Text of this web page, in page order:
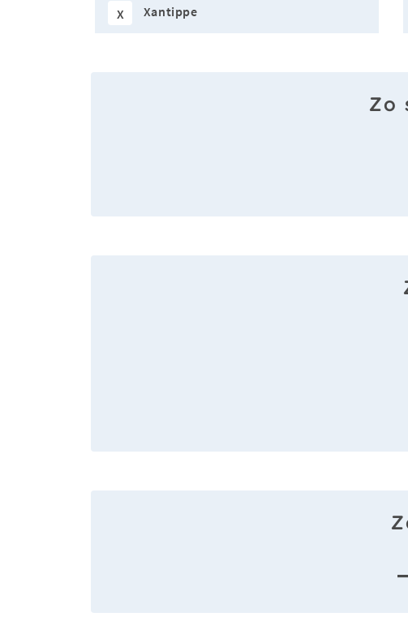
X Xantippe
Zo